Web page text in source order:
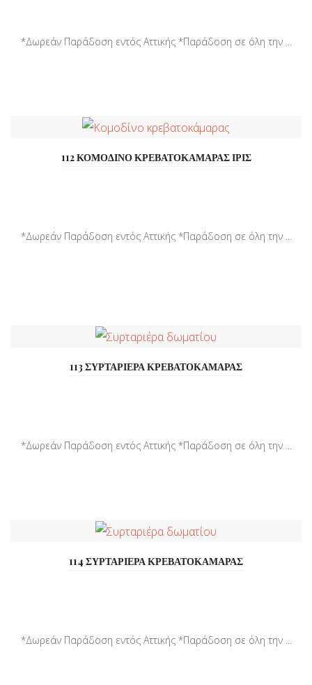
*Δωρεάν Παράδοση εντός Αττικής *Παράδοση σε όλη την ...
112 ΚΟΜΟΔΙΝΟ ΚΡΕΒΑΤΟΚΑΜΑΡΑΣ ΙΡΙΣ
*Δωρεάν Παράδοση εντός Αττικής *Παράδοση σε όλη την ...
113 ΣΥΡΤΑΡΙΕΡΑ ΚΡΕΒΑΤΟΚΑΜΑΡΑΣ
*Δωρεάν Παράδοση εντός Αττικής *Παράδοση σε όλη την ...
114 ΣΥΡΤΑΡΙΕΡΑ ΚΡΕΒΑΤΟΚΑΜΑΡΑΣ
*Δωρεάν Παράδοση εντός Αττικής *Παράδοση σε όλη την ...